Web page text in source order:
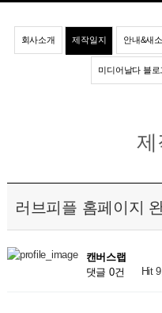
회사소개 제작일지 안내&새
미디어날다 블로
제
러브피플 홈페이지
캔버스랩
댓글 0건
Hit